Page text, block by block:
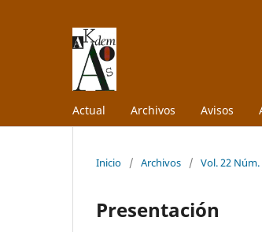
Actual Archivos Avisos
Inicio / Archivos / Vol. 22
Presentación